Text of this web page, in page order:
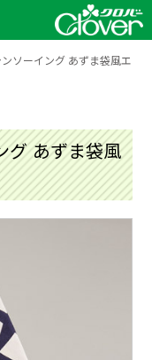
ソーイング あずま袋風エ
グ あずま袋風